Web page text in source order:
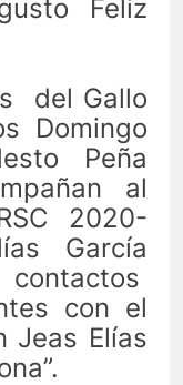
Feliz
del Gallo
Domingo
Peña
al
2020-
García
con el
Jeas Elías